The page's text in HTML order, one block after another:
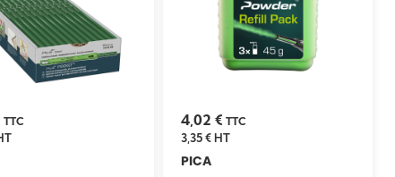
TTC 4,02 € TTC
3,35 €HT
PICA